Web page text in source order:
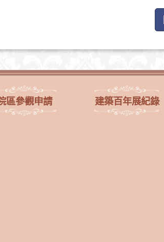
區參觀申請 建築百年展紀錄